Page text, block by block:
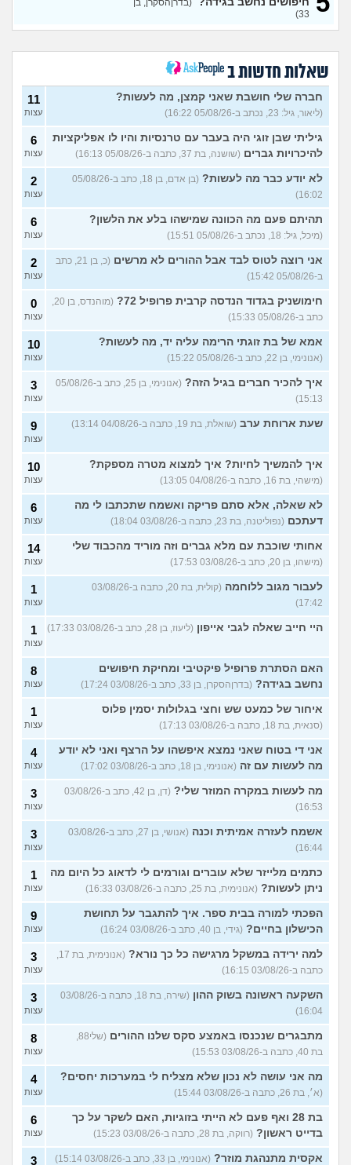
הבילויים, זה מוריד לכם?
(לחם ושעשועים, בן 36)
13
כשרבתי עם בת הזוג שלי,
דחפתי אותה מתוך כעס. איך
להתמודד?
(אלכס, שם בדוי, בן
40)
13
עצות
איך להסביר לה שאני רוצה
להיפרד?
(עידן, בן 27)
20
עצות
בעיות ביני לבית הזוג, מה
לעשות?
6
עצות
לא משלמת בדייטים
(אלי, בן
29)
9
עצות
יוצאת איתו היום לדייט ראשון 3
עצות
בטיילת או מועדון?
(רואי, בן
26)
8
עצות
לוקח אותי לדייטים גרועים
האם להמשיך?
(נטע, בת 21)
17
עצות
עוד שאלות חדשות במדור
(בדרןהסקרן, בן
33)
שאלות חדשות ב
חברה שלי חושבת שאני קמצן, מה לעשות?
(ליאור, גיל: 23, נכתב ב-05/08/26 16:22)
11
עצות
גיליתי שבן זוגי היה בעבר עם טרנסיות והיו לו אפליקציות
להיכרויות גברים (שושנה, בת 37, כתבה ב-05/08/26 16:13)
6
עצות
לא יודע כבר מה לעשות?
(בן אדם, בן 18, כתב ב-05/08/26
16:02)
2
עצות
תהיתם פעם מה הכוונה שמישהו בלע את הלשון?
(מיכל, גיל: 18, נכתב ב-05/08/26 15:51)
6
עצות
אני רוצה לטוס לבד אבל ההורים לא מרשים
(כ, בן 21, כתב
ב-05/08/26 15:42)
2
עצות
חימושניק בגדוד הנדסה קרבית פרופיל 72?
(מוהנדס, בן 20,
כתב ב-05/08/26 15:33)
0
עצות
אמא של בת זוגתי הרימה עליה יד, מה לעשות?
(אנונימי, בן 22, כתב ב-05/08/26 15:22)
10
עצות
איך להכיר חברים בגיל הזה?
(אנונימי, בן 25, כתב ב-05/08/26
15:13)
3
עצות
שעת ארוחת ערב (שואלת, בת 19, כתבה ב-04/08/26 13:14) 9
עצות
איך להמשיך לחיות? איך למצוא מטרה מספקת?
(מישהי, בת 16, כתבה ב-04/08/26 13:05)
10
עצות
לא שאלה, אלא סתם פריקה ואשמח שתכתבו לי מה
דעתכם (נפוליטנה, בת 23, כתבה ב-03/08/26 18:04)
6
עצות
אחותי שוכבת עם מלא גברים וזה מוריד מהכבוד שלי
(מישהו, בן 20, כתב ב-03/08/26 17:53)
14
עצות
לעבור מגוב ללוחמה
(קולית, בת 20, כתבה ב-03/08/26
17:42)
1
עצות
היי חייב שאלה לגבי אייפון (ליעוז, בן 28, כתב ב-03/08/26 17:33) 1
עצות
האם הסתרת פרופיל פיקטיבי ומחיקת חיפושים
נחשב בגידה? (בדרןהסקרן, בן 33, כתב ב-03/08/26 17:24)
8
עצות
איחור של כמעט שש וחצי בגלולות יסמין פלוס
(סנאית, בת 18, כתבה ב-03/08/26 17:13)
1
עצות
אני די בטוח שאני נמצא איפשהו על הרצף ואני לא יודע
מה לעשות עם זה (אנונימי, בן 18, כתב ב-03/08/26 17:02)
4
עצות
מה לעשות במקרה המוזר שלי?
(דן, בן 42, כתב ב-03/08/26
16:53)
3
עצות
אשמח לעזרה אמיתית וכנה
(אנושי, בן 27, כתב ב-03/08/26
16:44)
3
עצות
כתמים מלייזר שלא עוברים וגורמים לי לדאוג כל היום מה
ניתן לעשות? (אנונימית, בת 25, כתבה ב-03/08/26 16:33)
1
עצות
הפכתי למורה בבית ספר. איך להתגבר על תחושת
הכישלון בחיים? (גידי, בן 40, כתב ב-03/08/26 16:24)
9
עצות
למה ירידה במשקל מרגישה כל כך נורא?
(אנונימית, בת 17,
כתבה ב-03/08/26 16:15)
3
עצות
השקעה ראשונה בשוק ההון
(שירה, בת 18, כתבה ב-03/08/26
16:04)
3
עצות
מתבגרים שנכנסו באמצע סקס שלנו ההורים
(שלי88,
בת 40, כתבה ב-03/08/26 15:53)
8
עצות
מה אני עושה לא נכון שלא מצליח לי במערכות יחסים?
(א׳, בת 26, כתבה ב-03/08/26 15:44)
4
עצות
בת 28 ואף פעם לא הייתי בזוגיות, האם לשקר על כך
בדייט ראשון? (רווקה, בת 28, כתבה ב-03/08/26 15:23)
6
עצות
אקסית מתנהגת מוזר? (אנונימי, בן 33, כתב ב-03/08/26 15:14) 3